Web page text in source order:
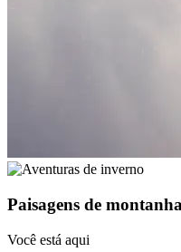
Paisagens de
Você está aqui